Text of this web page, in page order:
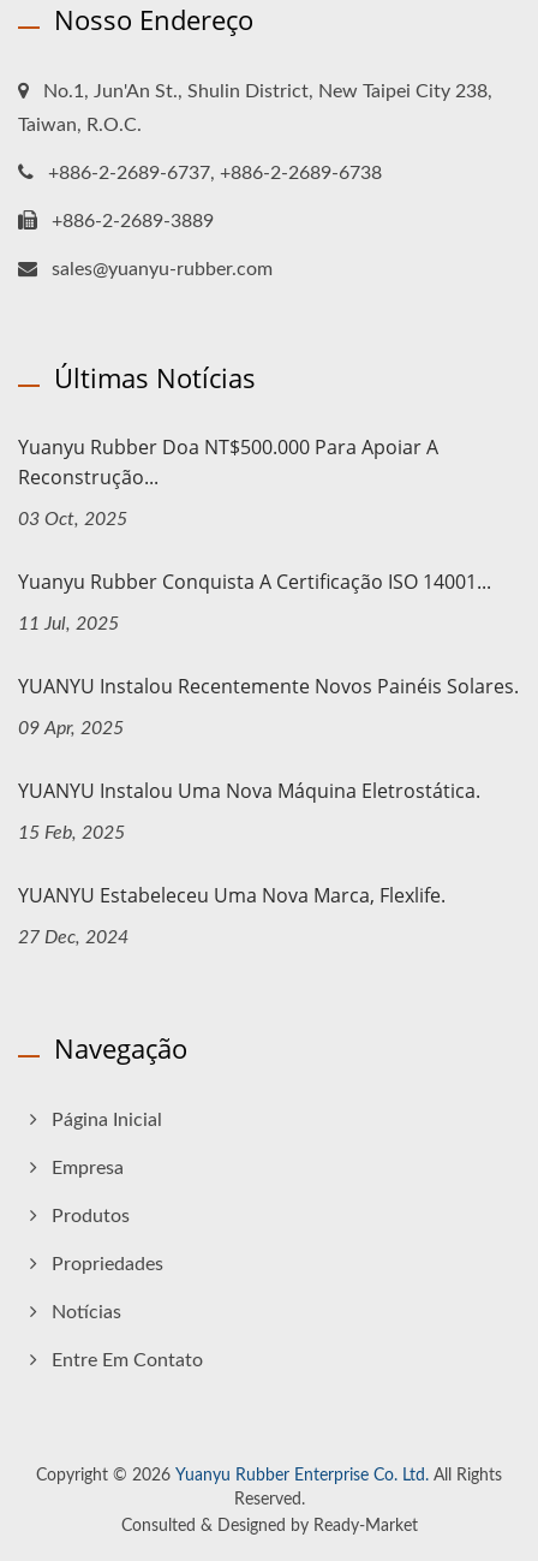
Nosso Endereço
No.1, Jun'An St., Shulin District, New Taipei City 238,
Taiwan, R.O.C.
+886-2-2689-6737, +886-2-2689-6738
+886-2-2689-3889
sales@yuanyu-rubber.com
Últimas Notícias
Yuanyu Rubber Doa NT$500.000 Para Apoiar A
Reconstrução...
03 Oct, 2025
Yuanyu Rubber Conquista A Certificação ISO 14001...
11 Jul, 2025
YUANYU Instalou Recentemente Novos Painéis Solares.
09 Apr, 2025
YUANYU Instalou Uma Nova Máquina Eletrostática.
15 Feb, 2025
YUANYU Estabeleceu Uma Nova Marca, Flexlife.
27 Dec, 2024
Navegação
Página Inicial
Empresa
Produtos
Propriedades
Notícias
Entre Em Contato
Copyright © 2026 Yuanyu Rubber Enterprise Co. Ltd. All Rights
Reserved.
Consulted & Designed by Ready-Market